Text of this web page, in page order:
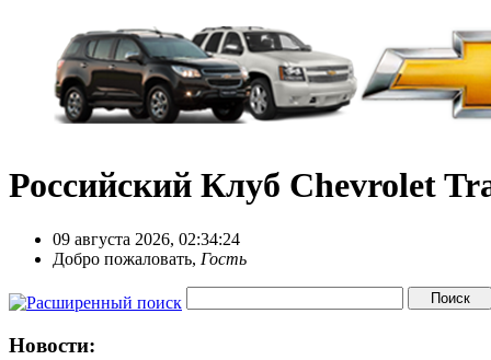
Российский Клуб Chevrolet
09 августа 2026, 02:34:24
Добро пожаловать, Гость
Новости: